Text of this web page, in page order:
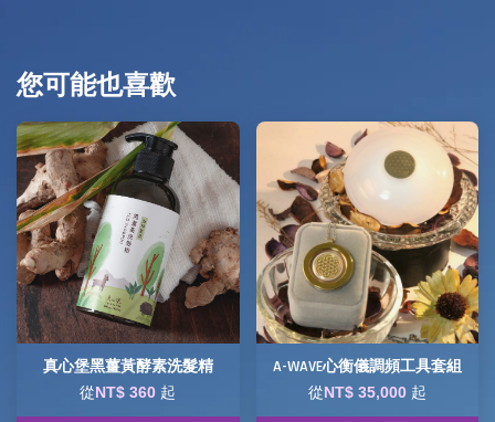
您可能也喜歡
真心堡黑薑黃酵素洗髮精
從NT$ 360 起
A-WAVE心衡儀調頻工具套組
從NT$ 35,000 起